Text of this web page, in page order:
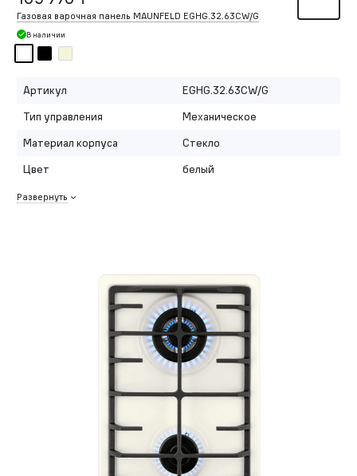
Газовая варочная панель MAUNFELD EGHG.32.63CW/G
В наличии
Артикул
EGHG.32.63CW/G
Тип управления
Механическое
Материал корпуса
Стекло
Цвет
белый
Развернуть